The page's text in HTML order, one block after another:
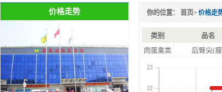
价格走势 你的位置： 首页> 价格走
类别
品名
肉蛋禽类
后臀尖(
22
23